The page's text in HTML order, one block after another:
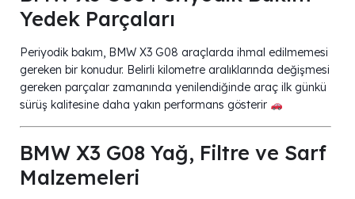
Yedek Parçaları
Periyodik bakım, BMW X3 G08 araçlarda ihmal edilmemesi
gereken bir konudur. Belirli kilometre aralıklarında değişmesi
gereken parçalar zamanında yenilendiğinde araç ilk günkü
sürüş kalitesine daha yakın performans gösterir
BMW X3 G08 Yağ, Filtre ve Sarf
Malzemeleri